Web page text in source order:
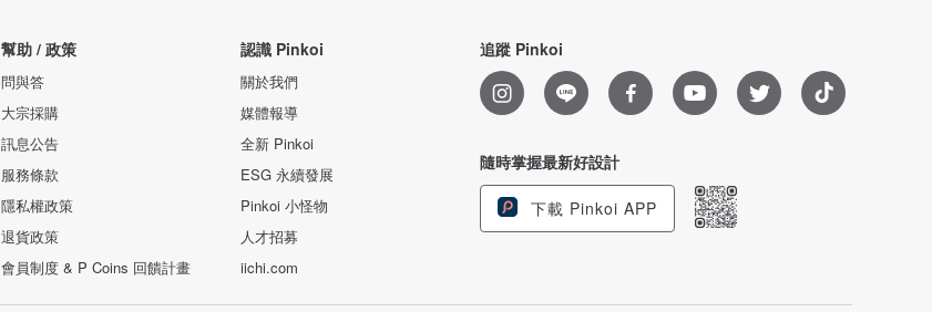
幫助 / 政策
問與答
大宗採購
訊息公告
服務條款
隱私權政策
退貨政策
會員制度 & P Coins 回饋計畫
認識 Pinkoi
關於我們
媒體報導
全新 Pinkoi
ESG 永續發展
Pinkoi 小怪物
人才招募
iichi.com
追蹤 Pinkoi
隨時掌握最新好設計
下載 Pinkoi APP